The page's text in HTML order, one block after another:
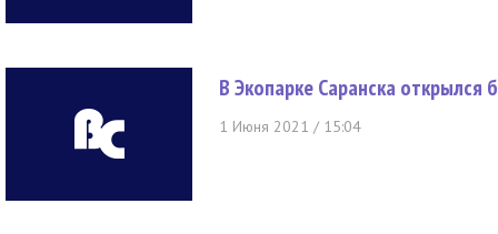
В Экопарке Саранска открылся
1 Июня 2021 / 15:04